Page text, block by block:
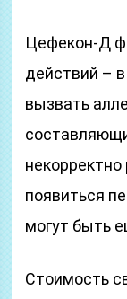
Цефекон-Д
действий –
вызвать
появиться
могут быть
Стоимость